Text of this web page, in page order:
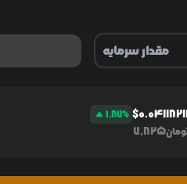
1.87% $
7,825